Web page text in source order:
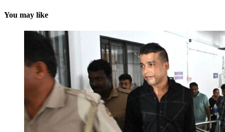
You may like